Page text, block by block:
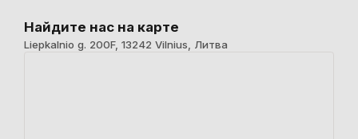
Найдите нас на карте
Liepkalnio g. 200F, 13242 Vilnius, Литва